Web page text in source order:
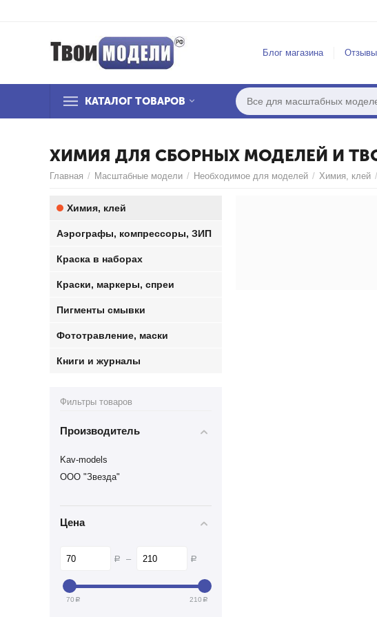
Блог магазина Отзывы
КАТАЛОГ ТОВАРОВ
ХИМИЯ ДЛЯ СБОРНЫХ МОДЕЛЕЙ И
Главная / Масштабные модели / Необходимое для моделей / Химия, клей /
Химия, клей
Аэрографы, компрессоры, ЗИП
Краска в наборах
Краски, маркеры, спреи
Пигменты смывки
Фототравление, маски
Книги и журналы
Фильтры товаров
Производитель
Kav-models
ООО "Звезда"
Цена
Р – Р
70 Р 210 Р